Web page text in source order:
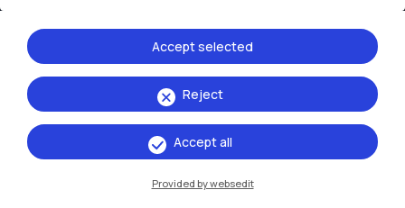
Milano Bovisa
Cremona
Lecco
Mantova
Reject
Accept selected
Accept all
Provided by websedit